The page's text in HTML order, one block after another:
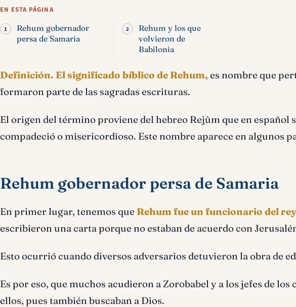
EN ESTA PÁGINA
Rehum gobernador
persa de Samaria
Rehum y los que
volvieron de
Babilonia
Definición. El significado bíblico de Rehum, es nombre que
formaron parte de las sagradas escrituras.
El origen del término proviene del hebreo Rejûm que en español
compadeció o misericordioso. Este nombre aparece en algunos
Rehum gobernador persa de Samaria
En primer lugar, tenemos que Rehum fue un funcionario del
escribieron una carta porque no estaban de acuerdo con
Esto ocurrió cuando diversos adversarios detuvieron la obra de
Es por eso, que muchos acudieron a Zorobabel y a los jefes de
ellos, pues también buscaban a Dios.